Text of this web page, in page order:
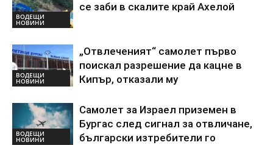
ВОДЕЩИ
НОВИНИ
се заби в скалите край Ахелой
ВОДЕЩИ
НОВИНИ
„Отвлеченият“ самолет първо
поискал разрешение да кацне в
Кипър, отказали му
ВОДЕЩИ
НОВИНИ
Самолет за Израел приземен в
Бургас след сигнал за отвличане,
български изтребители го